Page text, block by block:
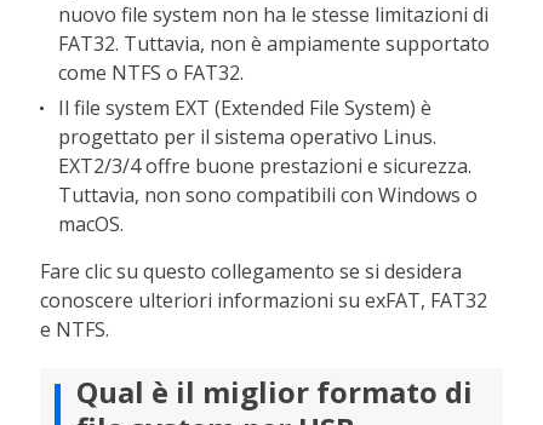
nuovo file system non ha le stesse limitazioni di
FAT32. Tuttavia, non è ampiamente supportato
come NTFS o FAT32.
Il file system EXT (Extended File System) è
progettato per il sistema operativo Linus.
EXT2/3/4 offre buone prestazioni e sicurezza.
Tuttavia, non sono compatibili con Windows o
macOS.
Fare clic su questo collegamento se si desidera
conoscere ulteriori informazioni su exFAT, FAT32
e NTFS.
Qual è il miglior formato di